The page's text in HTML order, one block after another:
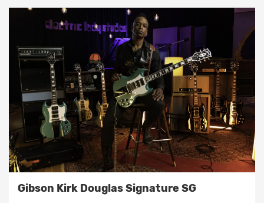
Gibson Kirk Douglas Signature SG